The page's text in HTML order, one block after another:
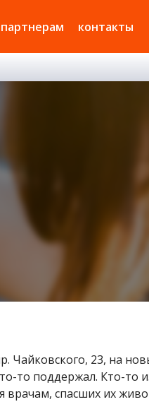
партнерам контакты
Чайковского, 23, на
то поддержал. Кто-то
спасших их